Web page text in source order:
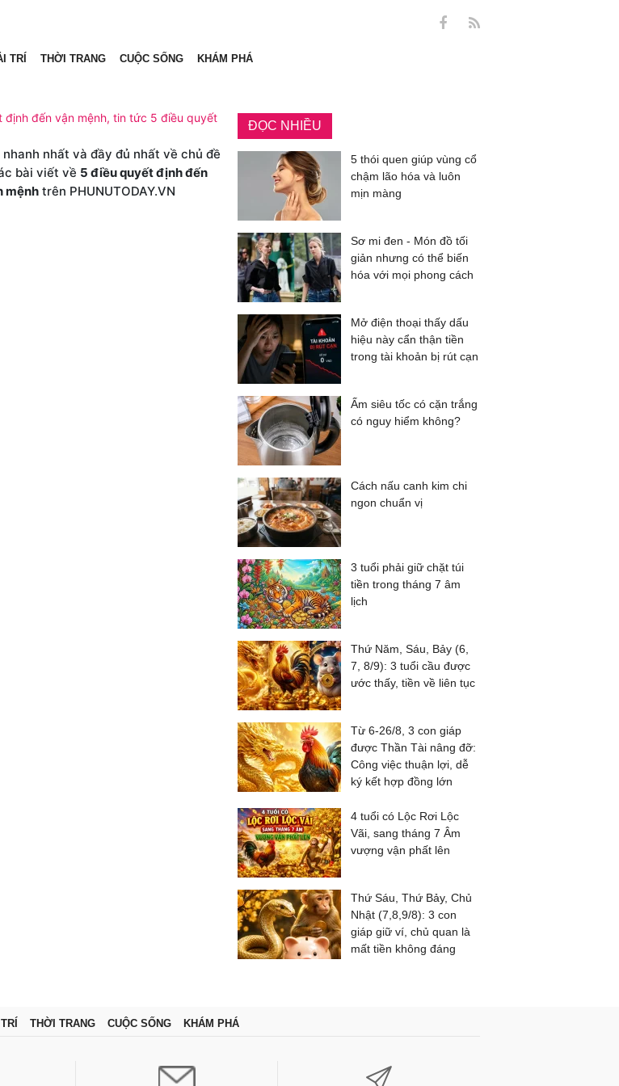
TRÍ THỜI TRANG CUỘC SỐNG KHÁM PHÁ
đến vận mệnh, tin tức 5 điều quyết
nhất và đầy đủ nhất về chủ đề
bài viết về 5 điều quyết định đến
mệnh trên PHUNUTODAY.VN
ĐỌC NHIỀU
5 thói quen giúp vùng cổ
chậm lão hóa và luôn
mịn màng
Sơ mi đen - Món đồ tối
giản nhưng có thể biến
hóa với mọi phong cách
Mở điện thoại thấy dấu
hiệu này cẩn thận tiền
trong tài khoản bị rút cạn
Ấm siêu tốc có cặn trắng
có nguy hiểm không?
Cách nấu canh kim chi
ngon chuẩn vị
3 tuổi phải giữ chặt túi
tiền trong tháng 7 âm
lịch
Thứ Năm, Sáu, Bảy (6,
7, 8/9): 3 tuổi cầu được
ước thấy, tiền về liên tục
Từ 6-26/8, 3 con giáp
được Thần Tài nâng đỡ:
Công việc thuận lợi, dễ
ký kết hợp đồng lớn
4 tuổi có Lộc Rơi Lộc
Vãi, sang tháng 7 Âm
vượng vận phất lên
Thứ Sáu, Thứ Bảy, Chủ
Nhật (7,8,9/8): 3 con
giáp giữ ví, chủ quan là
mất tiền không đáng
THỜI TRANG CUỘC SỐNG KHÁM PHÁ